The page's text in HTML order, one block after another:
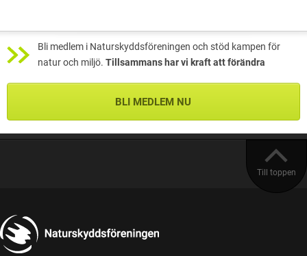
Bli medlem i Naturskyddsföreningen och stöd kampen för
natur och miljö. Tillsammans har vi kraft att förändra
BLI MEDLEM NU
Till toppen